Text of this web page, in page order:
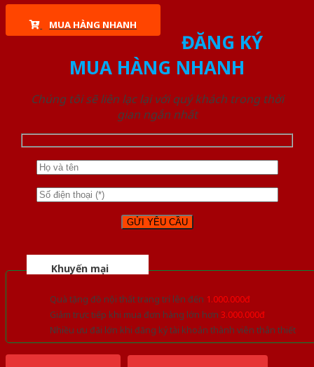
MUA HÀNG NHANH
ĐĂNG KÝ
MUA HÀNG NHANH
Chúng tôi sẽ liên lạc lại với quý khách trong thời
gian ngắn nhất
Khuyến mại
Quà tặng đồ nội thất trang trí lên đến 1.000.000đ
Giảm trực tiếp khi mua đơn hàng lớn hơn 3.000.000đ
Nhiều ưu đãi lớn khi đăng ký tài khoản thành viên thân thiết